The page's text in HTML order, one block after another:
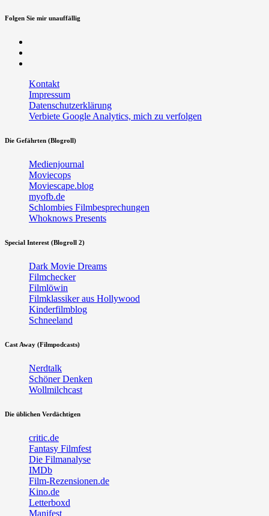
Folgen Sie mir unauffällig
Kontakt
Impressum
Datenschutzerklärung
Verbiete Google Analytics, mich zu verfolgen
Die Gefährten (Blogroll)
Medienjournal
Moviecops
Moviescape.blog
myofb.de
Schlombies Filmbesprechungen
Whoknows Presents
Special Interest (Blogroll 2)
Dark Movie Dreams
Filmchecker
Filmlöwin
Filmklassiker aus Hollywood
Kinderfilmblog
Schneeland
Cast Away (Filmpodcasts)
Nerdtalk
Schöner Denken
Wollmilchcast
Die üblichen Verdächtigen
critic.de
Fantasy Filmfest
Die Filmanalyse
IMDb
Film-Rezensionen.de
Kino.de
Letterboxd
Manifest